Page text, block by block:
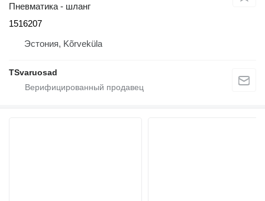
Пневматика - шланг
1516207
Эстония, Kõrveküla
TSvaruosad